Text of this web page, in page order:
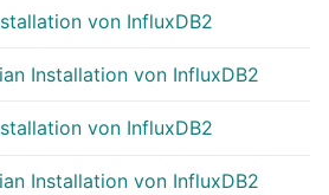
von InfluxDB2
Installation von InfluxDB2
von InfluxDB2
Installation von InfluxDB2